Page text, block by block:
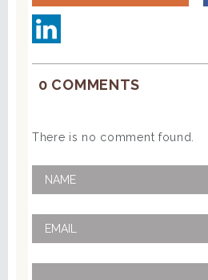
0 COMMENTS
There is no comment found.